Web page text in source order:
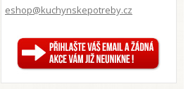
eshop@kuchynskepotreby.cz